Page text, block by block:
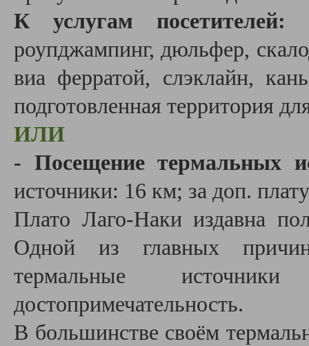
К услугам посетителей:
роупджампинг, дюльфер,
виа ферратой, слэклайн,
подготовленная территория
ИЛИ
- Посещение термальных
источники: 16 км; за доп.
Плато Лаго-Наки издавна
Одной из главных
термальные
достопримечательность.
В большинстве своём